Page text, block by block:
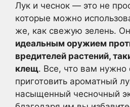
Лук и чеснок — это не
которые можно
же, как свежую зелень.
идеальным оружием
вредителей растений,
клещ. Все, что вам нужно
приготовить ароматный
насыщенный чесночный